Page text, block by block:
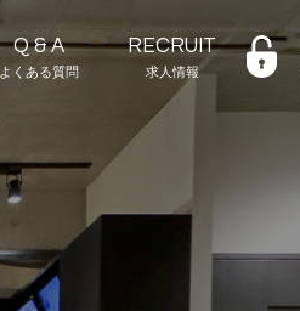
Q & A
よくある質問
RECRUIT
求人情報